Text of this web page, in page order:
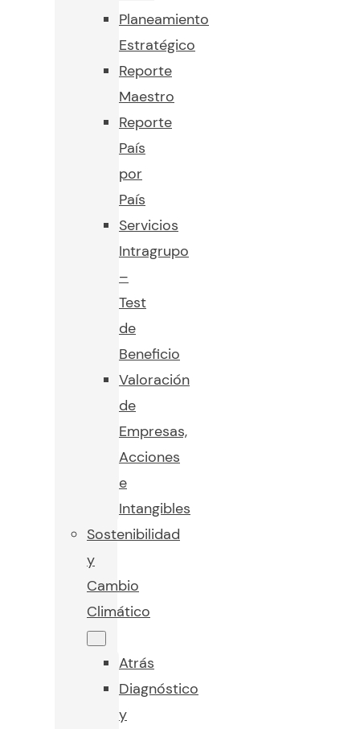
Planeamiento
Estratégico
Reporte
Maestro
Reporte
País
por
País
Servicios
Intragrupo
–
Test
de
Beneficio
Valoración
de
Empresas,
Acciones
e
Intangibles
Sostenibilidad
y
Cambio
Climático
Atrás
Diagnóstico
y